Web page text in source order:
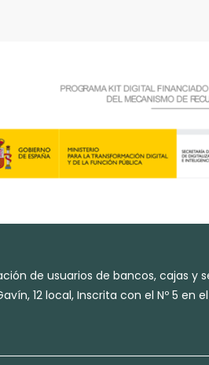
de usuarios de bancos, cajas
12 local, Inscrita con el Nº 5 en